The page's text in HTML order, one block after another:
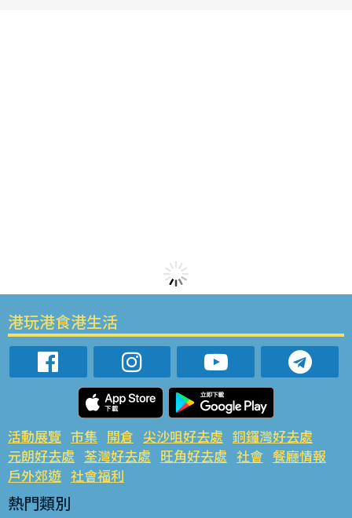
港玩港食港生活
活動展覽 市集 開倉 尖沙咀好去處 銅鑼灣好去處
元朗好去處 荃灣好去處 旺角好去處 社會 餐廳情報
戶外郊遊 社會福利
熱門類別